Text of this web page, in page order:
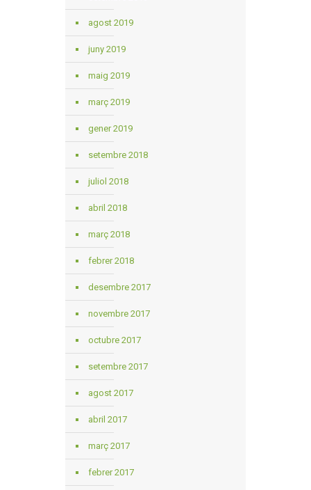
agost 2019
juny 2019
maig 2019
març 2019
gener 2019
setembre 2018
juliol 2018
abril 2018
març 2018
febrer 2018
desembre 2017
novembre 2017
octubre 2017
setembre 2017
agost 2017
abril 2017
març 2017
febrer 2017